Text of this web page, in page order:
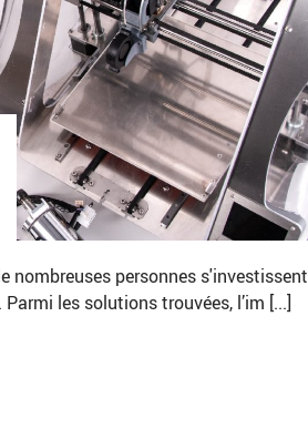
nombreuses personnes s'investissent
les solutions trouvées, l’im [...]